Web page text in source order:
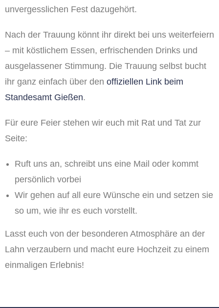
unvergesslichen Fest dazugehört.
Nach der Trauung könnt ihr direkt bei uns weiterfeiern
– mit köstlichem Essen, erfrischenden Drinks und
ausgelassener Stimmung. Die Trauung selbst bucht
ihr ganz einfach über den offiziellen Link beim
Standesamt Gießen.
Für eure Feier stehen wir euch mit Rat und Tat zur
Seite:
Ruft uns an, schreibt uns eine Mail oder kommt
persönlich vorbei
Wir gehen auf all eure Wünsche ein und setzen sie
so um, wie ihr es euch vorstellt.
Lasst euch von der besonderen Atmosphäre an der
Lahn verzaubern und macht eure Hochzeit zu einem
einmaligen Erlebnis!